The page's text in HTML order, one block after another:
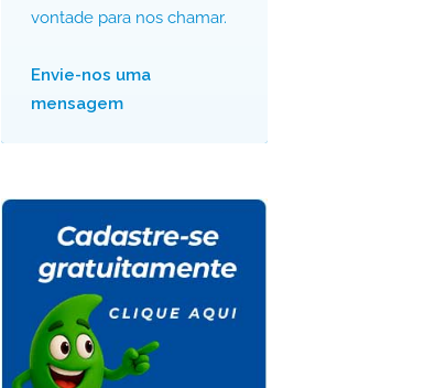
vontade para nos chamar.
Envie-nos uma
mensagem